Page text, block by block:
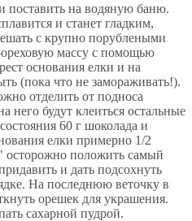
поставить на водяную баню.
и станет гладким,
с крупно порублеными
массу с помощью
основания елки и на
(пока что не замораживать!).
отделить от подноса
него будут клеиться остальные
60 г шоколада и
елки примерно 1/2
осторожно положить самый
и дать подсохнуть
На последнюю веточку в
орешек для украшения.
сахарной пудрой.